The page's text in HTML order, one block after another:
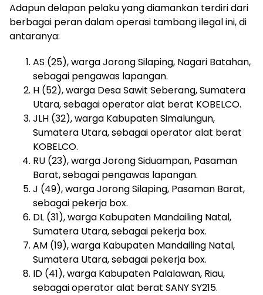
Adapun delapan pelaku yang diamankan terdiri dari
berbagai peran dalam operasi tambang ilegal ini, di
antaranya:
AS (25), warga Jorong Silaping, Nagari Batahan,
sebagai pengawas lapangan.
H (52), warga Desa Sawit Seberang, Sumatera
Utara, sebagai operator alat berat KOBELCO.
JLH (32), warga Kabupaten Simalungun,
Sumatera Utara, sebagai operator alat berat
KOBELCO.
RU (23), warga Jorong Siduampan, Pasaman
Barat, sebagai pengawas lapangan.
J (49), warga Jorong Silaping, Pasaman Barat,
sebagai pekerja box.
DL (31), warga Kabupaten Mandailing Natal,
Sumatera Utara, sebagai pekerja box.
AM (19), warga Kabupaten Mandailing Natal,
Sumatera Utara, sebagai pekerja box.
ID (41), warga Kabupaten Palalawan, Riau,
sebagai operator alat berat SANY SY215.